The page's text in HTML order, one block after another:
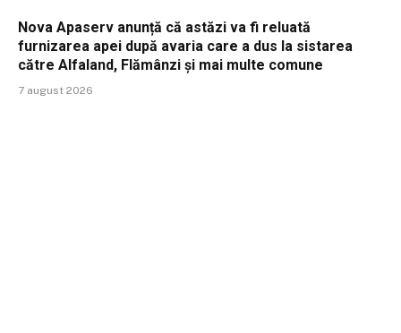
Nova Apaserv anunță că astăzi va fi reluată
furnizarea apei după avaria care a dus la sistarea
către Alfaland, Flămânzi și mai multe comune
7 august 2026